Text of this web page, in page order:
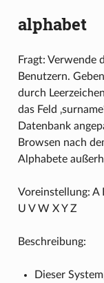
alphabet
Fragt: Verwende
Benutzern.
durch
das Feld
Datenbank
Browsen nach
Alphabete
Voreinstellung: A
U V W X Y Z
Beschreibung:
Dieser